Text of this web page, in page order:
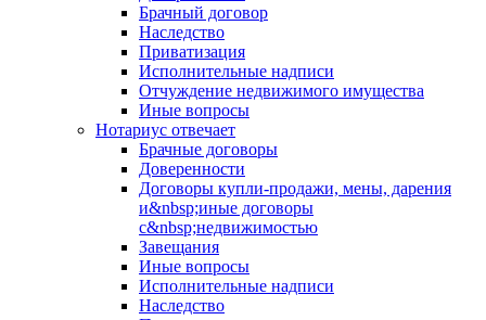
Брачный договор
Наследство
Приватизация
Исполнительные надписи
Отчуждение недвижимого имущества
Иные вопросы
Нотариус отвечает
Брачные договоры
Доверенности
Договоры купли-продажи, мены, дарения
и&nbsp;иные договоры
с&nbsp;недвижимостью
Завещания
Иные вопросы
Исполнительные надписи
Наследство